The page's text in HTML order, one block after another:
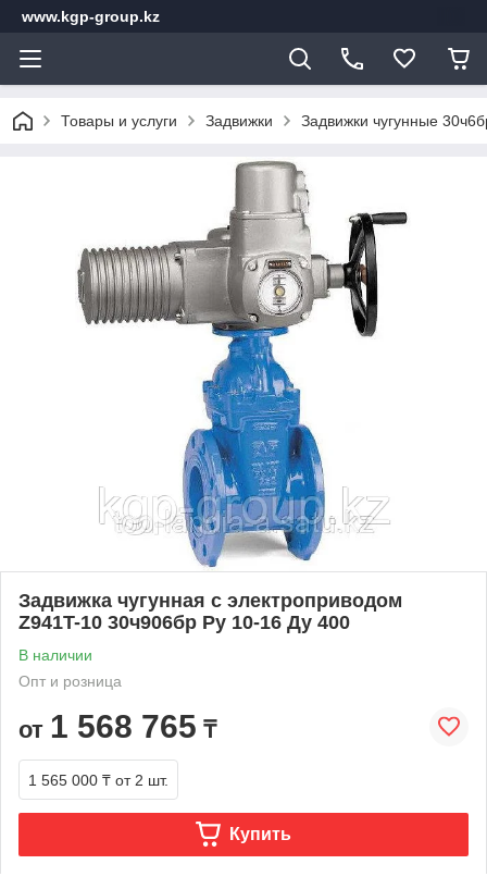
www.kgp-group.kz
Товары и услуги Задвижки Задвижки чугунные
Задвижка чугунная с электроприводом
Z941T-10 30ч906бр Ру 10-16 Ду 400
В наличии
Опт и розница
от 1 568 765 ₸
1 565 000 ₸ от 2 шт.
Купить